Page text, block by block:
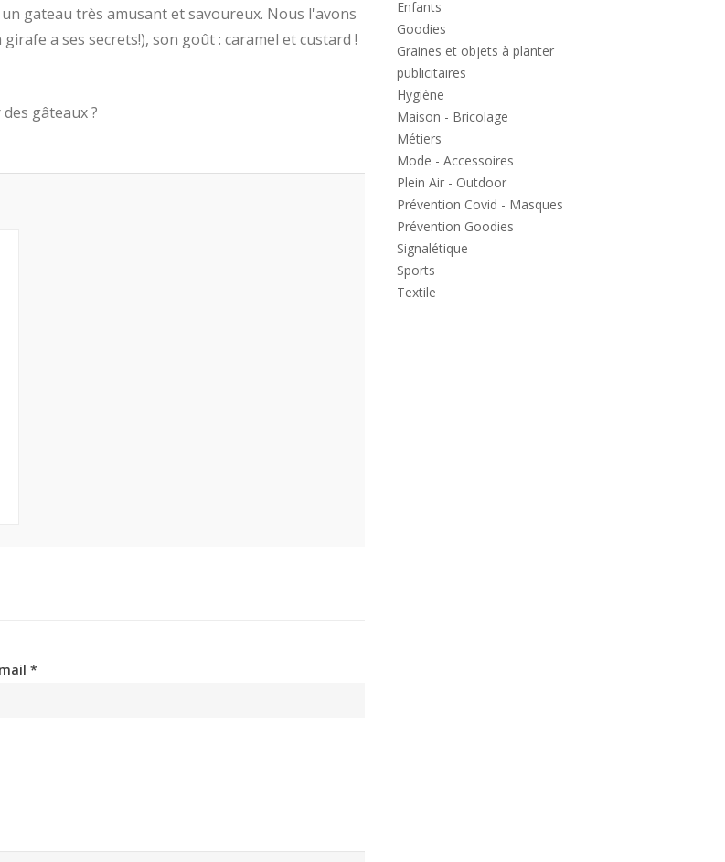
gateau très amusant et savoureux. Nous l'avons
a ses secrets!), son goût : caramel et custard !
gâteaux ?
*
Enfants
Goodies
Graines et objets à planter
publicitaires
Hygiène
Maison - Bricolage
Métiers
Mode - Accessoires
Plein Air - Outdoor
Prévention Covid - Masques
Prévention Goodies
Signalétique
Sports
Textile